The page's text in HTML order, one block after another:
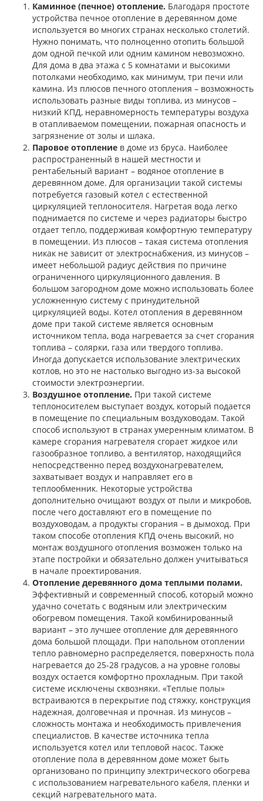
Каминное (печное) отопление. Благодаря простоте
устройства печное отопление в деревянном доме
используется во многих странах несколько столетий.
Нужно понимать, что полноценно отопить большой
дом одной печкой или одним камином невозможно.
Для дома в два этажа с 5 комнатами и высокими
потолками необходимо, как минимум, три печи или
камина. Из плюсов печного отопления – возможность
использовать разные виды топлива, из минусов –
низкий КПД, неравномерность температуры воздуха
в отапливаемом помещении, пожарная опасность и
загрязнение от золы и шлака.
Паровое отопление в доме из бруса. Наиболее
распространенный в нашей местности и
рентабельный вариант – водяное отопление в
деревянном доме. Для организации такой системы
потребуется газовый котел с естественной
циркуляцией теплоносителя. Нагретая вода легко
поднимается по системе и через радиаторы быстро
отдает тепло, поддерживая комфортную температуру
в помещении. Из плюсов – такая система отопления
никак не зависит от электроснабжения, из минусов –
имеет небольшой радиус действия по причине
ограниченного циркуляционного давления. В
большом загородном доме можно использовать более
усложненную систему с принудительной
циркуляцией воды. Котел отопления в деревянном
доме при такой системе является основным
источником тепла, вода нагревается за счет сгорания
топлива – солярки, газа или твердого топлива.
Иногда допускается использование электрических
котлов, но это не настолько выгодно из-за высокой
стоимости электроэнергии.
Воздушное отопление. При такой системе
теплоносителем выступает воздух, который подается
в помещение по специальным воздуховодам. Такой
способ используют в странах умеренным климатом. В
камере сгорания нагревателя сгорает жидкое или
газообразное топливо, а вентилятор, находящийся
непосредственно перед воздухонагревателем,
захватывает воздух и направляет его в
теплообменник. Некоторые устройства
дополнительно очищают воздух от пыли и микробов,
после чего доставляют его в помещение по
воздуховодам, а продукты сгорания – в дымоход. При
таком способе отопления КПД очень высокий, но
монтаж воздушного отопления возможен только на
этапе постройки и обязательно должен учитываться
в начале проектирования.
Отопление деревянного дома теплыми полами.
Эффективный и современный способ, который можно
удачно сочетать с водяным или электрическим
обогревом помещения. Такой комбинированный
вариант – это лучшее отопление для деревянного
дома большой площади. При напольном отоплении
тепло равномерно распределяется, поверхность пола
нагревается до 25-28 градусов, а на уровне головы
воздух остается комфортно прохладным. При такой
системе исключены сквозняки. «Теплые полы»
встраиваются в перекрытие под стяжку, конструкция
надежная, долговечная и прочная. Из минусов –
сложность монтажа и необходимость привлечения
специалистов. В качестве источника тепла
используется котел или тепловой насос. Также
отопление пола в деревянном доме может быть
организовано по принципу электрического обогрева
с использованием нагревательного кабеля, пленки и
секций нагревательного мата.